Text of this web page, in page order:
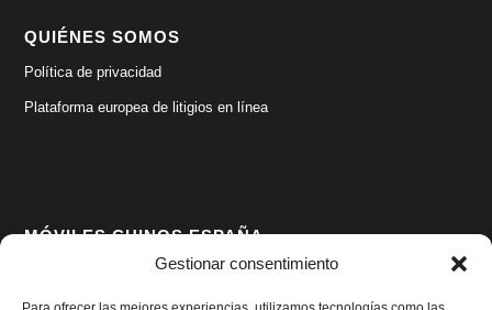
Gestionar consentimiento
QUIÉNES SOMOS
Política de privacidad
Plataforma europea de litigios en línea
MÓVILES CHINOS ESPAÑA
Valls d’Andorra 2, 2º 1ª